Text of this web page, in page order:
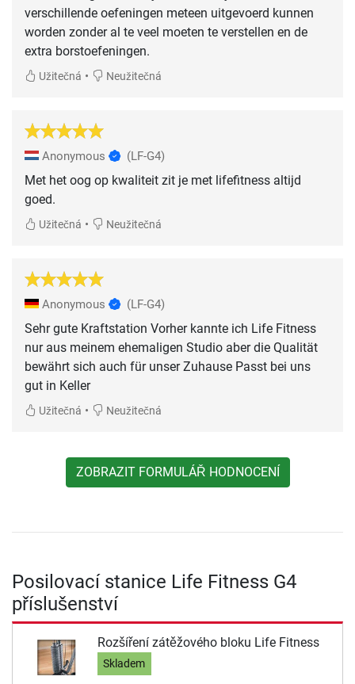
verschillende oefeningen meteen uitgevoerd kunnen
worden zonder al te veel moeten te verstellen en de
extra borstoefeningen.
Užitečná • Neužitečná
Anonymous (LF-G4)
Met het oog op kwaliteit zit je met lifefitness altijd
goed.
Užitečná • Neužitečná
Anonymous (LF-G4)
Sehr gute Kraftstation Vorher kannte ich Life Fitness
nur aus meinem ehemaligen Studio aber die Qualität
bewährt sich auch für unser Zuhause Passt bei uns
gut in Keller
Užitečná • Neužitečná
ZOBRAZIT FORMULÁŘ HODNOCENÍ
Posilovací stanice Life Fitness G4
příslušenství
Rozšíření zátěžového bloku Life Fitness
Skladem